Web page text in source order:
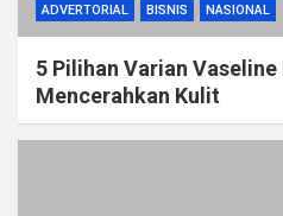
ADVERTORIAL BISNIS NASIONAL
5 Pilihan Varian
Mencerahkan Kulit